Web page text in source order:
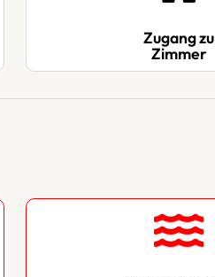
Zugang zu
Zimmer